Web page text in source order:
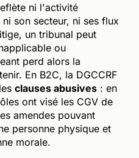
ni l'activité
son secteur, ni ses flux
un tribunal peut
ou
perd alors la
En B2C, la DGCCRF
clauses abusives : en
ont visé les CGV de
amendes pouvant
personne physique et
morale.